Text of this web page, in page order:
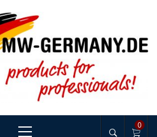
Menu
0